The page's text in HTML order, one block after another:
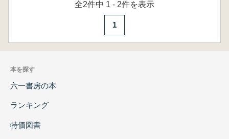
全2件中 1 - 2件を表示
1
本を探す
六一書房の本
ランキング
特価図書